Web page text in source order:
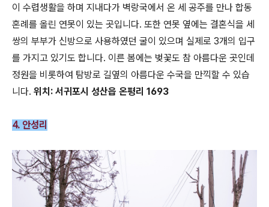
이 수렵생활을 하며 지내다가 벽랑국에서 온 세 공주를 만나 합동
혼례를 올린 연못이 있는 곳입니다. 또한 연못 옆에는 결혼식을 세
쌍의 부부가 신방으로 사용하였던 굴이 있으며 실제로 3개의 입구
를 가지고 있기도 합니다. 이른 봄에는 벚꽃도 참 아름다운 곳인데
정원을 비롯하여 탐방로 길옆의 아름다운 수국을 만끽할 수 있습
니다. 위치: 서귀포시 성산읍 온평리 1693
4. 안성리